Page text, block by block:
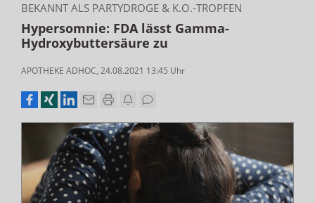
BEKANNT ALS PARTYDROGE & K.O.-TROPFEN
Hypersomnie: FDA lässt Gamma-
Hydroxybuttersäure zu
APOTHEKE ADHOC, 24.08.2021 13:45 Uhr